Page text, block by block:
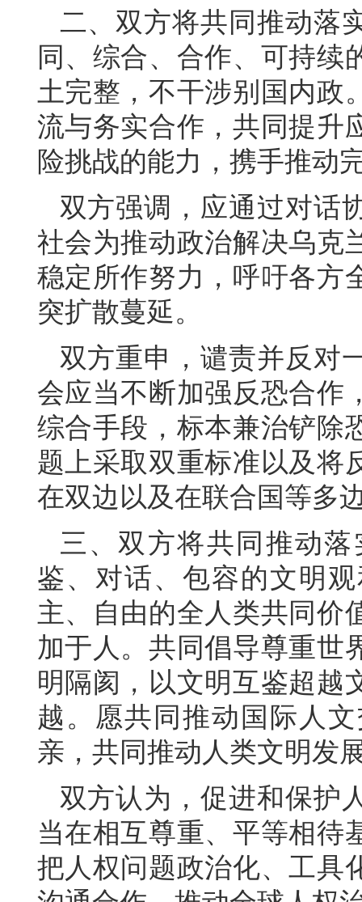
二、双方将共同推动落
同、综合、合作、可持续
土完整，不干涉别国内政
流与务实合作，共同提升
险挑战的能力，携手推动
双方强调，应通过对话
社会为推动政治解决乌克
稳定所作努力，呼吁各方
突扩散蔓延。
双方重申，谴责并反对
会应当不断加强反恐合作
综合手段，标本兼治铲除
题上采取双重标准以及将
在双边以及在联合国等多
三、双方将共同推动
鉴、对话、包容的文明
主、自由的全人类共同价
加于人。共同倡导尊重世
明隔阂，以文明互鉴超越
越。愿共同推动国际人
亲，共同推动人类文明发
双方认为，促进和保护
当在相互尊重、平等相待
把人权问题政治化、工具